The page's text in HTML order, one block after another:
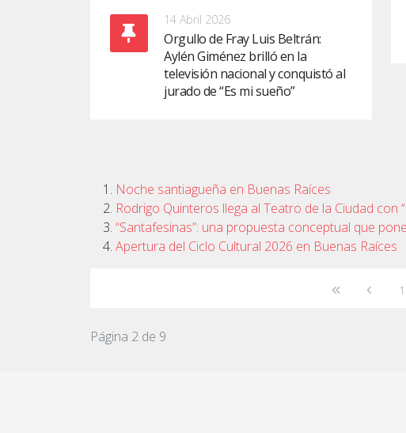
14 Abril 2026
Orgullo de Fray Luis Beltrán:
Aylén Giménez brilló en la
televisión nacional y conquistó al
jurado de “Es mi sueño”
Noche santiagueña en Buenas Raíces
Rodrigo Quinteros llega al Teatro de la Ciudad con
“Santafesinas”: una propuesta conceptual que
Apertura del Ciclo Cultural 2026 en Buenas Raíces
1
Página 2 de 9